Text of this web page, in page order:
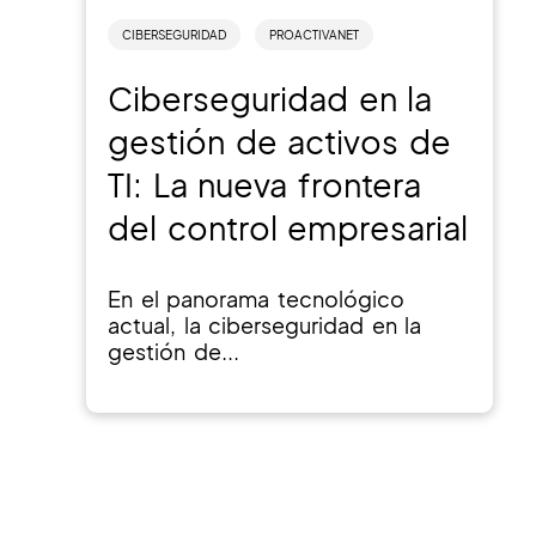
CIBERSEGURIDAD PROACTIVANET
Ciberseguridad en la
gestión de activos de
TI: La nueva frontera
del control empresarial
En el panorama tecnológico
actual, la ciberseguridad en la
gestión de...